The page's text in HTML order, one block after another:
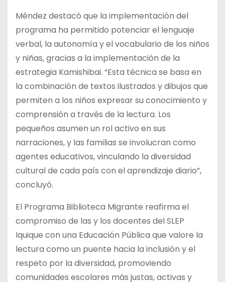
Méndez destacó que la implementación del
programa ha permitido potenciar el lenguaje
verbal, la autonomía y el vocabulario de los niños
y niñas, gracias a la implementación de la
estrategia Kamishibai. “Esta técnica se basa en
la combinación de textos ilustrados y dibujos que
permiten a los niños expresar su conocimiento y
comprensión a través de la lectura. Los
pequeños asumen un rol activo en sus
narraciones, y las familias se involucran como
agentes educativos, vinculando la diversidad
cultural de cada país con el aprendizaje diario”,
concluyó.
El Programa Biblioteca Migrante reafirma el
compromiso de las y los docentes del SLEP
Iquique con una Educación Pública que valore la
lectura como un puente hacia la inclusión y el
respeto por la diversidad, promoviendo
comunidades escolares más justas, activas y